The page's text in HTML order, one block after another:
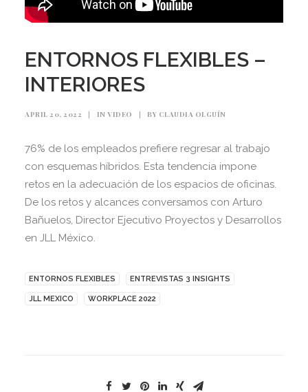
Search
ENTORNOS FLEXIBLES –
INTERIORES
APRIL 20, 2022 | IN VIDEO | BY CLAUDIA OLGUÍN
76% de los empleados prefiere regresar al trabajo
con esquemas híbridos. Esta tendencia impone
retos en la adecuación de los espacios de oficinas.
De los retos y alcances conversamos con Arturo
Bañuelos, Director Ejecutivo Proyectos y Desarrollos
en JLL México.
ENTORNOS FLEXIBLES ENTREVISTAS 3 INSIGHTS
JLL MEXICO WORKPLACE 2022